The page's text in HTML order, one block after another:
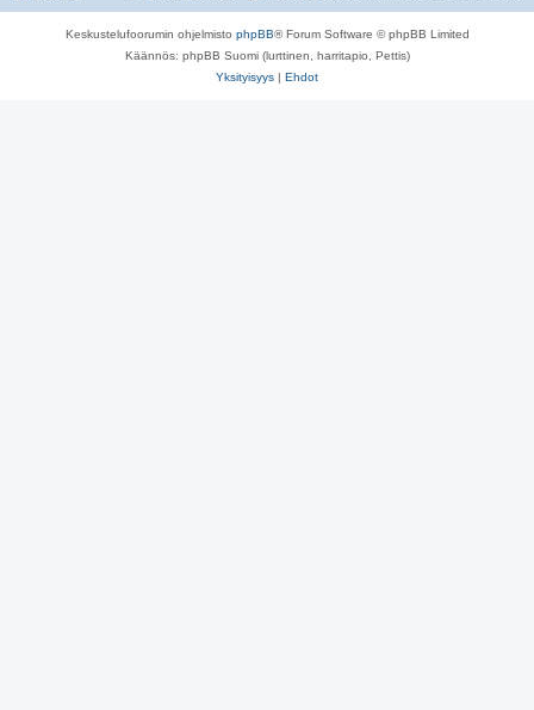
Keskustelufoorumin ohjelmisto phpBB® Forum Software © phpBB Limited
Käännös: phpBB Suomi (lurttinen, harritapio, Pettis)
Yksityisyys | Ehdot